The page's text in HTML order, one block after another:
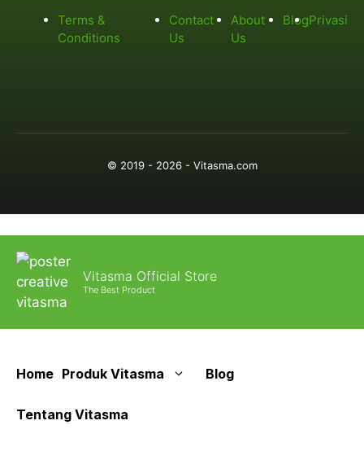
Terms &
Conditions
Contact
Us
About
Us
BlogPrivasi
© 2019 - 2026 - Vitasma.com
Vitasma Official Store
The Best Product
Home Produk Vitasma Blog
Tentang Vitasma